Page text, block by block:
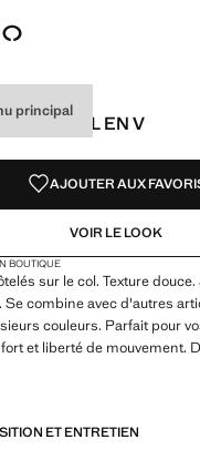
principal
COL EN V
XOF ]
sélectionnée
Gris
Couleur Chocolat
AJOUTER AUX
VOIR LE LOOK
BOUTIQUE
sur le col. Texture
combine avec d'autres
couleurs. Parfait pour
et liberté de mouvement.
ET ENTRETIEN